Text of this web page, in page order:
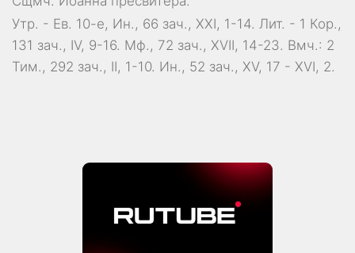
Утр. - Ев. 10-е, Ин., 66 зач., XXI, 1-14. Лит. - 1 Кор.,
131 зач., IV, 9-16. Мф., 72 зач., XVII, 14-23. Вмч.: 2
Тим., 292 зач., II, 1-10. Ин., 52 зач., XV, 17 - XVI, 2.